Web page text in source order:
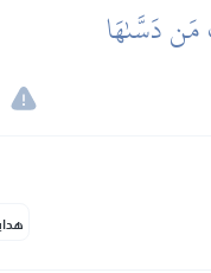
دَسَّىٰهَا